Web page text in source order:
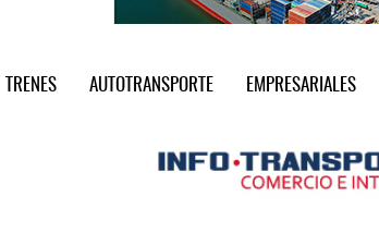
TRENES AUTOTRANSPORTE EMPRESARIALES